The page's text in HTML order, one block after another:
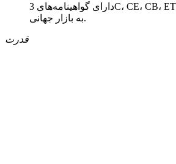
دارای گواهینامه‌های 3C، CE، CB، ETL و ISO برای دسترسی
به بازار جهانی.
قدرت